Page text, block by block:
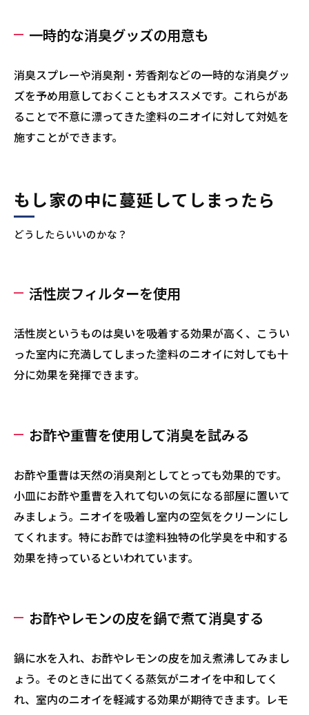
一時的な消臭グッズの用意も
消臭スプレーや消臭剤・芳香剤などの一時的な消臭グッ
ズを予め用意しておくこともオススメです。これらがあ
ることで不意に漂ってきた塗料のニオイに対して対処を
施すことができます。
もし家の中に蔓延してしまったら
どうしたらいいのかな？
活性炭フィルターを使用
活性炭というものは臭いを吸着する効果が高く、こうい
った室内に充満してしまった塗料のニオイに対しても十
分に効果を発揮できます。
お酢や重曹を使用して消臭を試みる
お酢や重曹は天然の消臭剤としてとっても効果的です。
小皿にお酢や重曹を入れて匂いの気になる部屋に置いて
みましょう。ニオイを吸着し室内の空気をクリーンにし
てくれます。特にお酢では塗料独特の化学臭を中和する
効果を持っているといわれています。
お酢やレモンの皮を鍋で煮て消臭する
鍋に水を入れ、お酢やレモンの皮を加え煮沸してみまし
ょう。そのときに出てくる蒸気がニオイを中和してく
れ、室内のニオイを軽減する効果が期待できます。レモ